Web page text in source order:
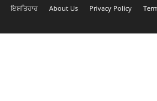
ਇਸ਼ਤਿਹਾਰ About Us Privacy Policy